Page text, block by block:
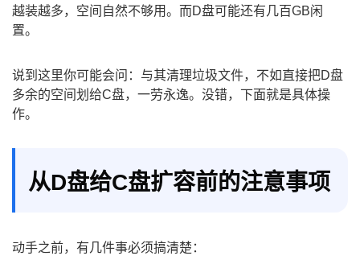
越装越多，空间自然不够用。而D盘可能还有几百GB闲
置。
说到这里你可能会问：与其清理垃圾文件，不如直接把D盘
多余的空间划给C盘，一劳永逸。没错，下面就是具体操
作。
从D盘给C盘扩容前的注意事项
动手之前，有几件事必须搞清楚：